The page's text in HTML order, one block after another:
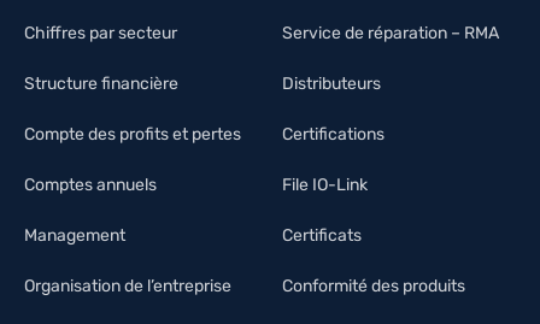
Chiffres par secteur
Structure financière
Compte des profits et pertes
Comptes annuels
Management
Organisation de l’entreprise
Service de réparation – RMA
Distributeurs
Certifications
File IO-Link
Certificats
Conformité des produits